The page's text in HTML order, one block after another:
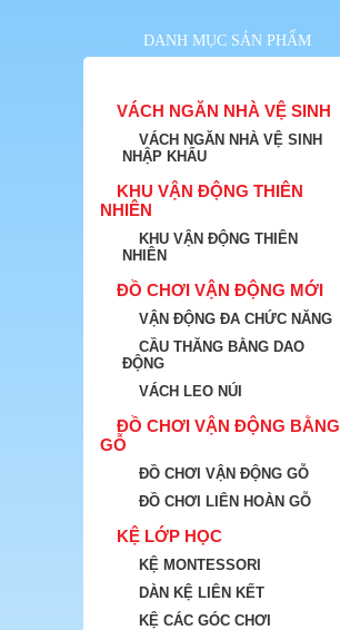
DANH MỤC SẢN PHẨM
VÁCH NGĂN NHÀ VỆ SINH
VÁCH NGĂN NHÀ VỆ SINH
NHẬP KHẨU
KHU VẬN ĐỘNG THIÊN
NHIÊN
KHU VẬN ĐỘNG THIÊN
NHIÊN
ĐỒ CHƠI VẬN ĐỘNG MỚI
VẬN ĐỘNG ĐA CHỨC NĂNG
CẦU THĂNG BẰNG DAO
ĐỘNG
VÁCH LEO NÚI
ĐỒ CHƠI VẬN ĐỘNG BẰNG
GỖ
ĐỒ CHƠI VẬN ĐỘNG GỖ
ĐỒ CHƠI LIÊN HOÀN GỖ
KỆ LỚP HỌC
KỆ MONTESSORI
DÀN KỆ LIÊN KẾT
KỆ CÁC GÓC CHƠI